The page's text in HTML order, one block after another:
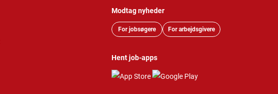
Modtag nyheder
For jobsøgere For arbejdsgivere
Hent job-apps